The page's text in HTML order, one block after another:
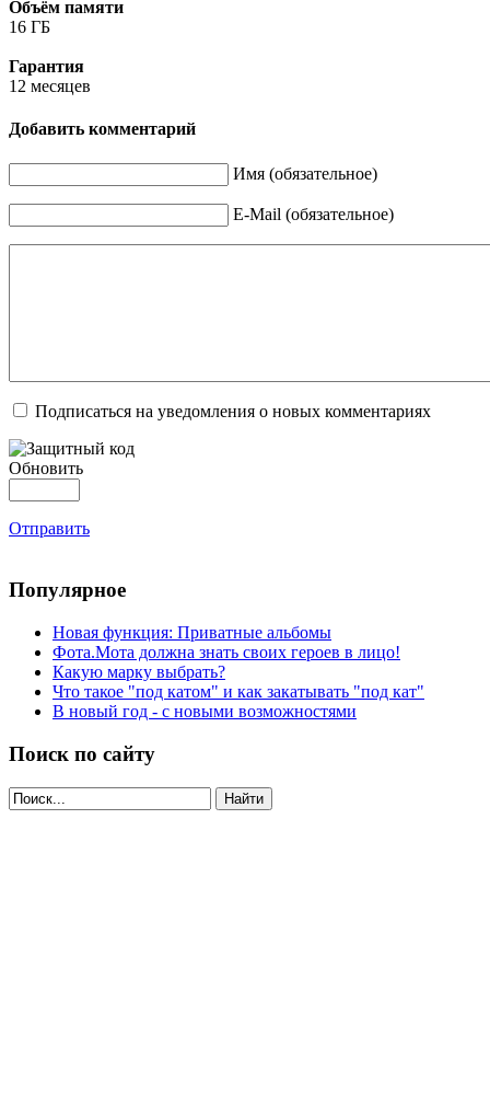
Объём памяти
16 ГБ
Гарантия
12 месяцев
Добавить комментарий
Имя (обязательное)
E-Mail (обязательное)
Подписаться на уведомления о новых комментариях
Обновить
Отправить
Популярное
Новая функция: Приватные альбомы
Фота.Мота должна знать своих героев в лицо!
Какую марку выбрать?
Что такое "под катом" и как закатывать "под кат"
В новый год - с новыми возможностями
Поиск по сайту
Найти